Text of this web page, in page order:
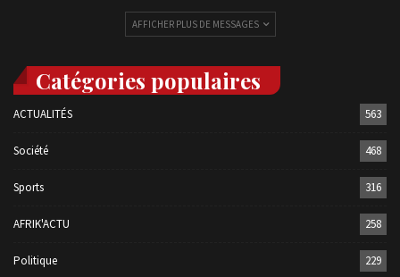
AFFICHER PLUS DE MESSAGES
Catégories populaires
ACTUALITÉS 563
Société 468
Sports 316
AFRIK'ACTU 258
Politique 229